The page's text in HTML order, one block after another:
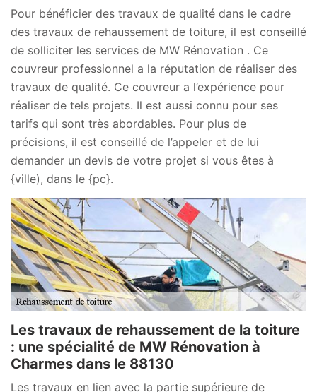
Pour bénéficier des travaux de qualité dans le cadre
des travaux de rehaussement de toiture, il est conseillé
de solliciter les services de MW Rénovation . Ce
couvreur professionnel a la réputation de réaliser des
travaux de qualité. Ce couvreur a l’expérience pour
réaliser de tels projets. Il est aussi connu pour ses
tarifs qui sont très abordables. Pour plus de
précisions, il est conseillé de l’appeler et de lui
demander un devis de votre projet si vous êtes à
{ville), dans le {pc}.
Les travaux de rehaussement de la toiture
: une spécialité de MW Rénovation à
Charmes dans le 88130
Les travaux en lien avec la partie supérieure de